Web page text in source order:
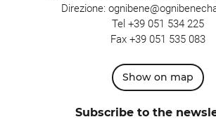
Direzione:
Tel +39 051 534 225
Fax +39 051 535 083
Show on map
Subscribe to the